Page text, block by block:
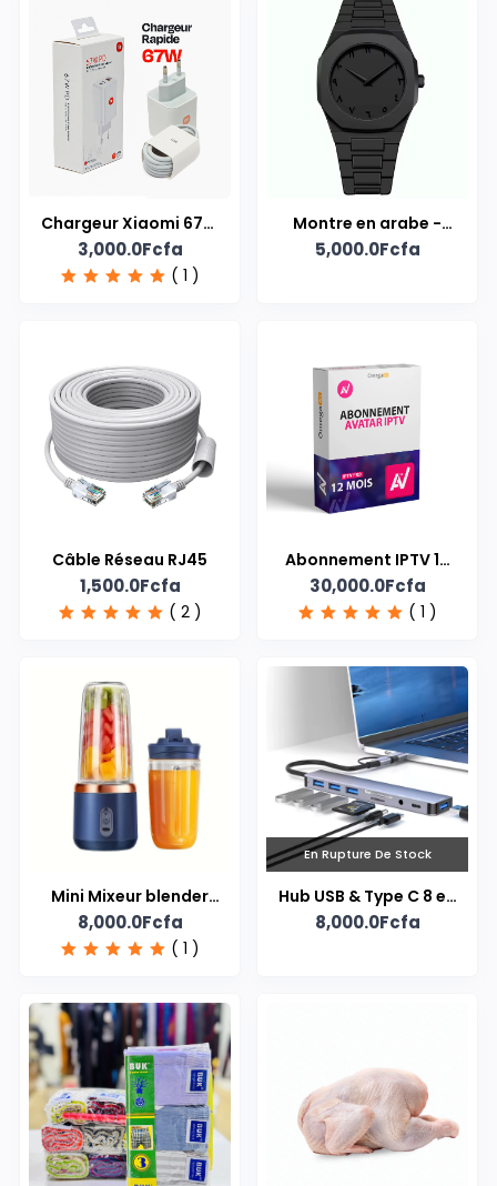
Chargeur Xiaomi 67W
– Double Port Type-A
+ Type-C avec Câble
3,000.0Fcfa
( 1 )
Montre en arabe -
Homme
5,000.0Fcfa
Câble Réseau RJ45
1,500.0Fcfa
( 2 )
Abonnement IPTV 12
mois
30,000.0Fcfa
( 1 )
Mini Mixeur blender
rechargeable
8,000.0Fcfa
( 1 )
En Rupture De Stock
Hub USB & Type C 8 en
1
8,000.0Fcfa